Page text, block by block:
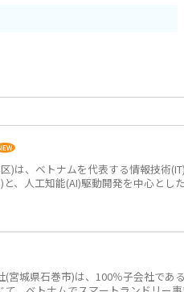
)は、ベトナムを代表する情報技術
、人工知能(AI)駆動開発を中心とし
宮城県石巻市)は、100％子会社であ